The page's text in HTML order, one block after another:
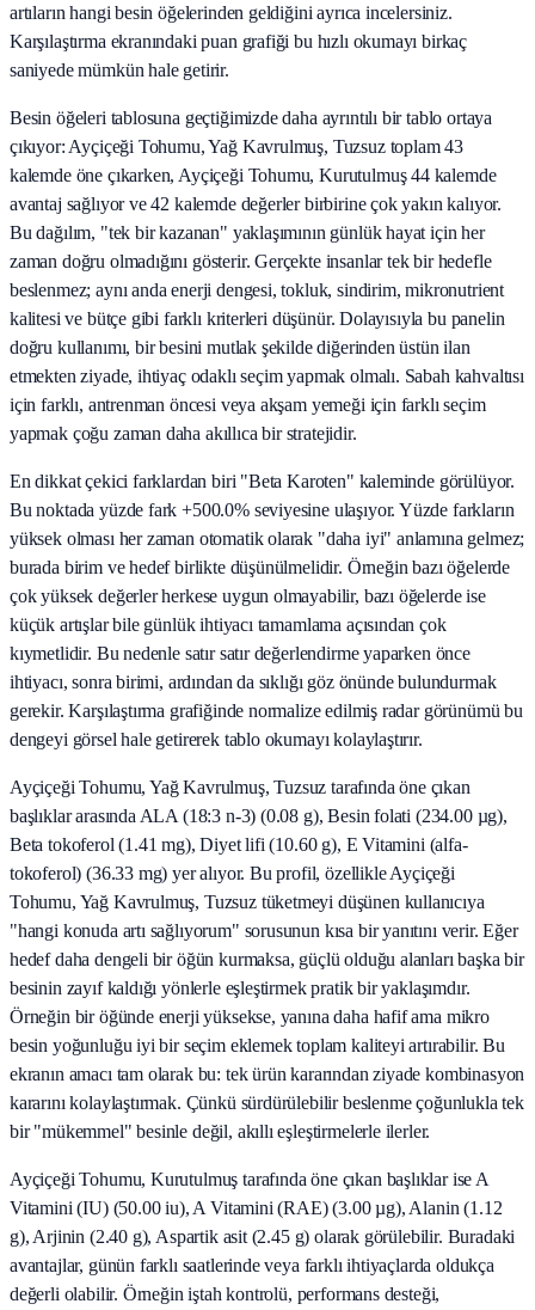
artıların hangi besin öğelerinden geldiğini ayrıca incelersiniz.
Karşılaştırma ekranındaki puan grafiği bu hızlı okumayı birkaç
saniyede mümkün hale getirir.
Besin öğeleri tablosuna geçtiğimizde daha ayrıntılı bir tablo ortaya
çıkıyor: Ayçiçeği Tohumu, Yağ Kavrulmuş, Tuzsuz toplam 43
kalemde öne çıkarken, Ayçiçeği Tohumu, Kurutulmuş 44 kalemde
avantaj sağlıyor ve 42 kalemde değerler birbirine çok yakın kalıyor.
Bu dağılım, "tek bir kazanan" yaklaşımının günlük hayat için her
zaman doğru olmadığını gösterir. Gerçekte insanlar tek bir hedefle
beslenmez; aynı anda enerji dengesi, tokluk, sindirim, mikronutrient
kalitesi ve bütçe gibi farklı kriterleri düşünür. Dolayısıyla bu panelin
doğru kullanımı, bir besini mutlak şekilde diğerinden üstün ilan
etmekten ziyade, ihtiyaç odaklı seçim yapmak olmalı. Sabah kahvaltısı
için farklı, antrenman öncesi veya akşam yemeği için farklı seçim
yapmak çoğu zaman daha akıllıca bir stratejidir.
En dikkat çekici farklardan biri "Beta Karoten" kaleminde görülüyor.
Bu noktada yüzde fark +500.0% seviyesine ulaşıyor. Yüzde farkların
yüksek olması her zaman otomatik olarak "daha iyi" anlamına gelmez;
burada birim ve hedef birlikte düşünülmelidir. Örneğin bazı öğelerde
çok yüksek değerler herkese uygun olmayabilir, bazı öğelerde ise
küçük artışlar bile günlük ihtiyacı tamamlama açısından çok
kıymetlidir. Bu nedenle satır satır değerlendirme yaparken önce
ihtiyacı, sonra birimi, ardından da sıklığı göz önünde bulundurmak
gerekir. Karşılaştırma grafiğinde normalize edilmiş radar görünümü bu
dengeyi görsel hale getirerek tablo okumayı kolaylaştırır.
Ayçiçeği Tohumu, Yağ Kavrulmuş, Tuzsuz tarafında öne çıkan
başlıklar arasında ALA (18:3 n-3) (0.08 g), Besin folati (234.00 µg),
Beta tokoferol (1.41 mg), Diyet lifi (10.60 g), E Vitamini (alfa-
tokoferol) (36.33 mg) yer alıyor. Bu profil, özellikle Ayçiçeği
Tohumu, Yağ Kavrulmuş, Tuzsuz tüketmeyi düşünen kullanıcıya
"hangi konuda artı sağlıyorum" sorusunun kısa bir yanıtını verir. Eğer
hedef daha dengeli bir öğün kurmaksa, güçlü olduğu alanları başka bir
besinin zayıf kaldığı yönlerle eşleştirmek pratik bir yaklaşımdır.
Örneğin bir öğünde enerji yüksekse, yanına daha hafif ama mikro
besin yoğunluğu iyi bir seçim eklemek toplam kaliteyi artırabilir. Bu
ekranın amacı tam olarak bu: tek ürün kararından ziyade kombinasyon
kararını kolaylaştırmak. Çünkü sürdürülebilir beslenme çoğunlukla tek
bir "mükemmel" besinle değil, akıllı eşleştirmelerle ilerler.
Ayçiçeği Tohumu, Kurutulmuş tarafında öne çıkan başlıklar ise A
Vitamini (IU) (50.00 iu), A Vitamini (RAE) (3.00 µg), Alanin (1.12
g), Arjinin (2.40 g), Aspartik asit (2.45 g) olarak görülebilir. Buradaki
avantajlar, günün farklı saatlerinde veya farklı ihtiyaçlarda oldukça
değerli olabilir. Örneğin iştah kontrolü, performans desteği,